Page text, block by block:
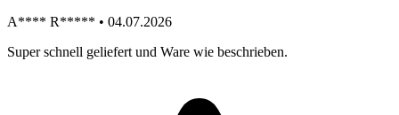
A**** R***** • 04.07.2026
Super schnell geliefert und Ware wie beschrieben.